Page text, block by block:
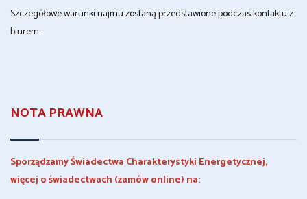
Szczegółowe warunki najmu zostaną przedstawione podczas kontaktu z
biurem.
NOTA PRAWNA
Sporządzamy Świadectwa Charakterystyki Energetycznej,
więcej o świadectwach (zamów online) na: